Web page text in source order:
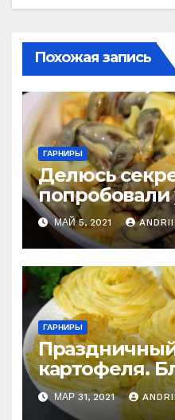
Похожая запись
ГАРНИРЫ
Делюсь
знакомые, но
понял, что в
МАЙ 5, 2021 ANDRII
ГАРНИРЫ
картофеля.
высший
МАР 31, 2021 ANDRII